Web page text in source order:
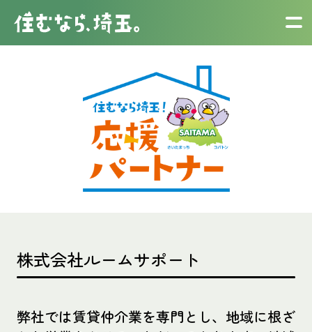
株式会社ルームサポート
弊社では賃貸仲介業を専門とし、地域に根ざ